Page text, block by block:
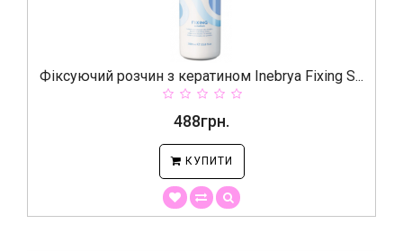
Фіксуючий розчин з кератином Inebrya Fixing S...
488грн.
КУПИТИ